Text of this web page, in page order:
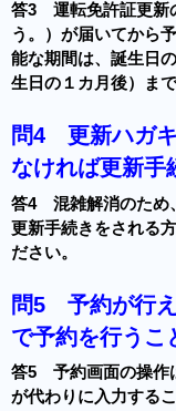
答3 運転免許証更新
う。）が届いてから
能な期間は、誕生日
生日の１カ月後）ま
問4 更新ハガ
なければ更新手
答4 混雑解消のため
更新手続きをされる方
ださい。
問5 予約が行
で予約を行うこ
答5 予約画面の操作
が代わりに入力する